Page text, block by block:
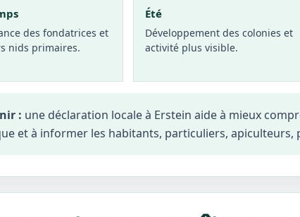
des fondatrices et
nids primaires.
Été
Développement des colonies et
activité plus visible.
: une déclaration locale à Erstein aide à mieux
et à informer les habitants, particuliers, apiculteurs,